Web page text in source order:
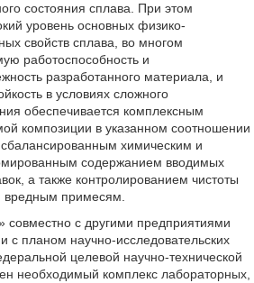
состояния сплава. При этом
уровень основных физико-
свойств сплава, во многом
работоспособность и
разработанного материала, и
в условиях сложного
обеспечивается комплексным
композиции в указанном соотношении
химическим и
содержанием вводимых
а также контролированием чистоты
вредным примесям.
с другими предприятиями
с планом научно-исследовательских
целевой научно-технической
необходимый комплекс лабораторных,